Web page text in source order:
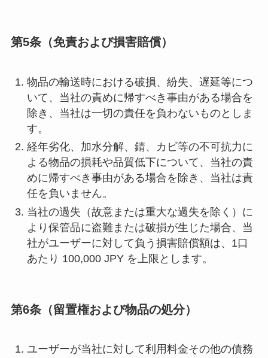
第5条（免責および損害賠償）
物品の輸送時における破損、紛失、遅延等につ
いて、当社の責めに帰すべき事由がある場合を
除き、当社は一切の責任を負わないものとしま
す。
経年劣化、加水分解、錆、カビ等の不可抗力に
よる物品の損耗や品質低下について、当社の責
めに帰すべき事由がある場合を除き、当社は責
任を負いません。
当社の過失（故意または重大な過失を除く）に
より保管品に盗難または破損が生じた場合、当
社がユーザーに対して負う損害賠償額は、1口
あたり 100,000 JPY を上限とします。
第6条（留置権および物品の処分）
ユーザーが当社に対して利用料金その他の債務